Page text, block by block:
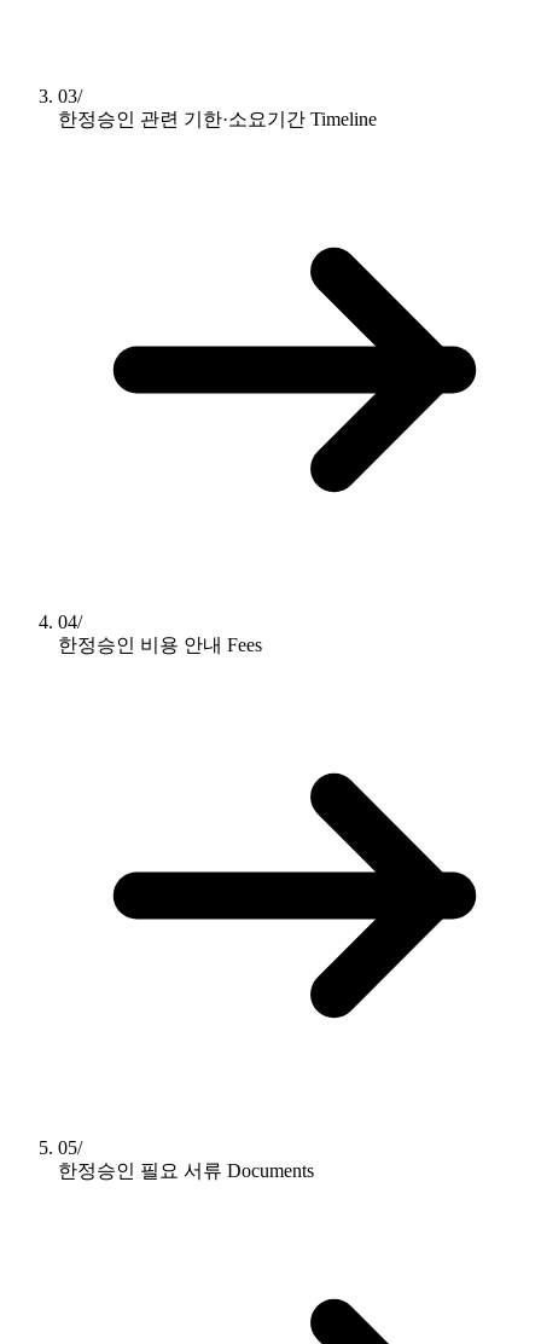
03/
한정승인 관련 기한·소요기간 Timeline
04/
한정승인 비용 안내 Fees
05/
한정승인 필요 서류 Documents